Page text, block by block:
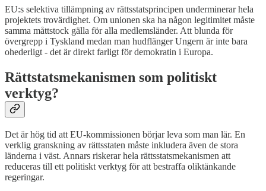
EU:s selektiva tillämpning av rättsstatsprincipen underminerar hela
projektets trovärdighet. Om unionen ska ha någon legitimitet måste
samma måttstock gälla för alla medlemsländer. Att blunda för
övergrepp i Tyskland medan man hudflänger Ungern är inte bara
ohederligt - det är direkt farligt för demokratin i Europa.
Rättstatsmekanismen som politiskt
verktyg?
Det är hög tid att EU-kommissionen börjar leva som man lär. En
verklig granskning av rättsstaten måste inkludera även de stora
länderna i väst. Annars riskerar hela rättsstatsmekanismen att
reduceras till ett politiskt verktyg för att bestraffa oliktänkande
regeringar.